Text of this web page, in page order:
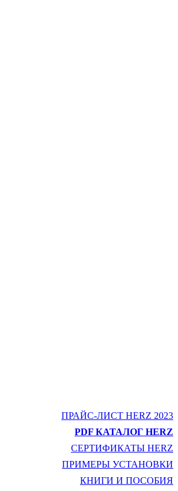
ПРАЙС-ЛИСТ HERZ 2023
PDF КАТАЛОГ HERZ
СЕРТИФИКАТЫ HERZ
ПРИМЕРЫ УСТАНОВКИ
КНИГИ И ПОСОБИЯ